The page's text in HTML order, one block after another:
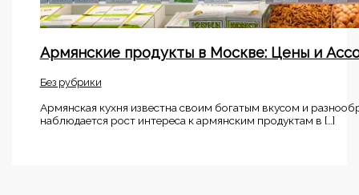
Армянские продукты в Москве: Цены и
Без рубрики
Армянская кухня известна своим богатым вкусом и
наблюдается рост интереса к армянским продуктам в […]